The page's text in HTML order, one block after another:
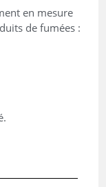
en mesure
de fumées :